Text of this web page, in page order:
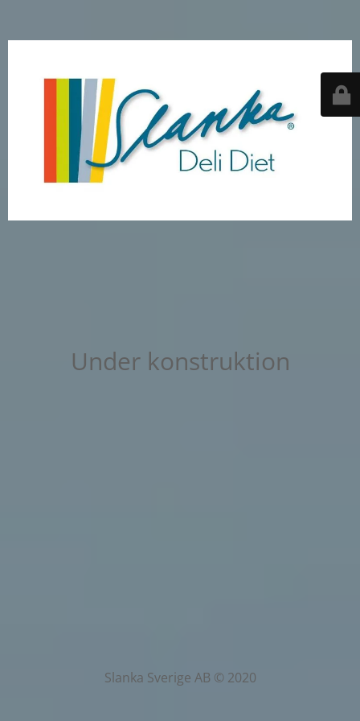
Under konstruktion
Slanka Sverige AB © 2020